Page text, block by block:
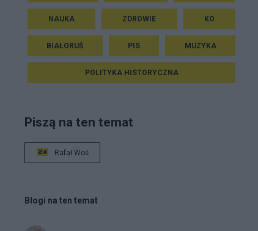
NAUKA ZDROWIE KO
BIAŁORUŚ PIS MUZYKA
POLITYKA HISTORYCZNA
Piszą na ten temat
Rafał Woś
Blogi na ten temat